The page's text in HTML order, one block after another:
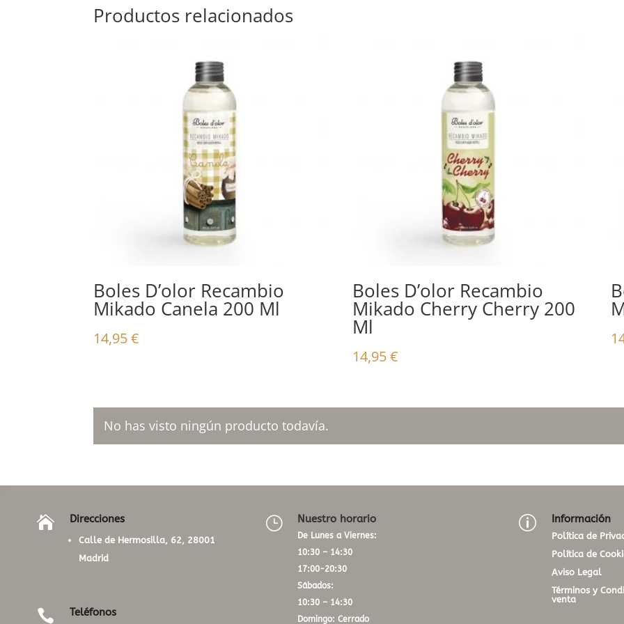
Productos relacionados
Boles D’olor Recambio
Mikado Canela 200 Ml
14,95€
Boles D’olor Recambio
Mikado Cherry Cherry 200
Ml
14,95€
No has visto ningún producto todavía.
 Direcciones
Calle de Hermosilla, 62, 28001
Madrid
 Teléfonos
} Nuestro horario
De Lunes a Viernes:
10:30 – 14:30
17:00-20:30
Sábados:
10:30 – 14:30
Domingo: Cerrado
p Información
Política de
Política de
Aviso Legal
Términos y
venta